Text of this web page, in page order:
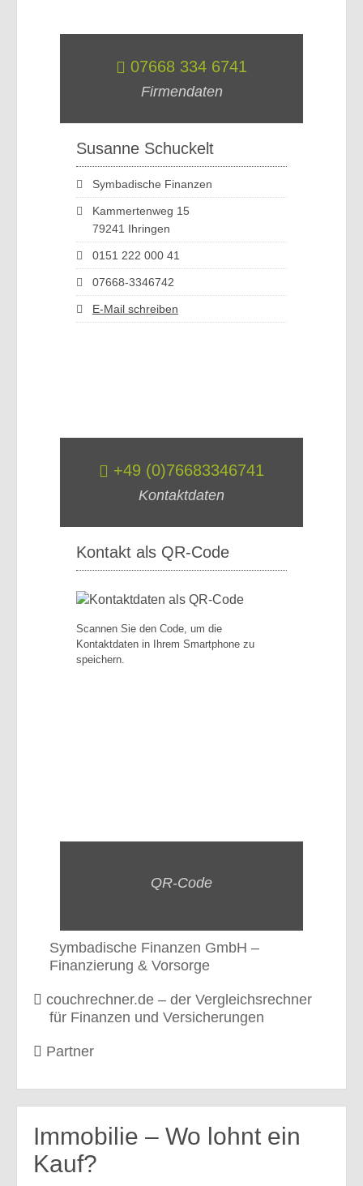
07668 334 6741
Firmendaten
Susanne Schuckelt
Symbadische Finanzen
Kammertenweg 15
79241 Ihringen
0151 222 000 41
07668-3346742
E-Mail schreiben
+49 (0)76683346741
Kontaktdaten
Kontakt als QR-Code
Scannen Sie den Code, um die
Kontaktdaten in Ihrem Smartphone zu
speichern.
QR-Code
Symbadische Finanzen GmbH –
Finanzierung & Vorsorge
couchrechner.de – der Vergleichsrechner
für Finanzen und Versicherungen
Partner
Immobilie – Wo lohnt ein
Kauf?